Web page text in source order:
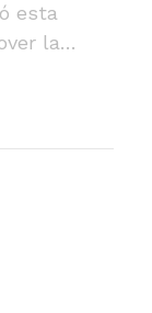
esta
la